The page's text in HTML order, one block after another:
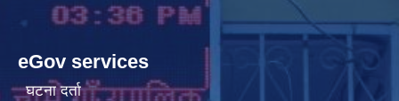
eGov services
घटना दर्ता